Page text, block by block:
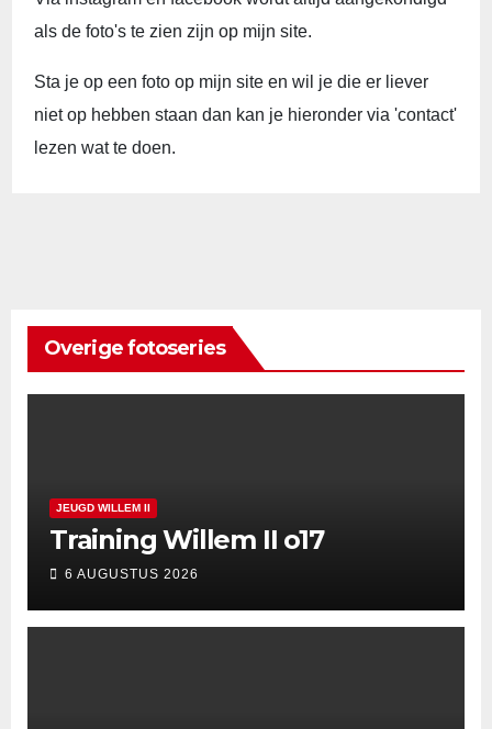
als de foto's te zien zijn op mijn site.
Sta je op een foto op mijn site en wil je die er liever
niet op hebben staan dan kan je hieronder via 'contact'
lezen wat te doen.
Overige fotoseries
JEUGD WILLEM II
Training Willem II o17
6 AUGUSTUS 2026